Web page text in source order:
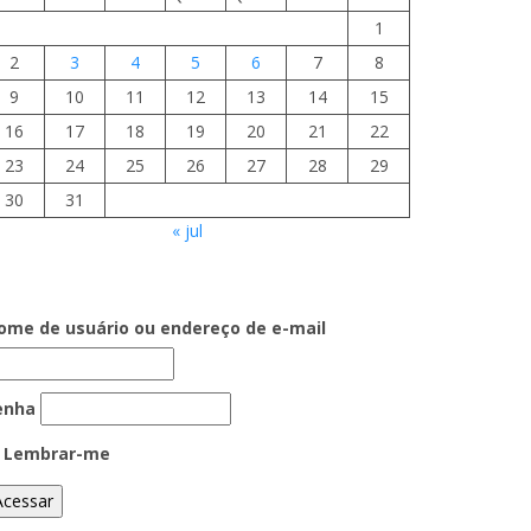
1
2
3 4 5 6 7
8
9
10 11 12 13 14
15
16
17 18 19 20 21
22
23
24 25 26 27 28
29
30
31
« jul
de usuário ou endereço de e-mail
Lembrar-me